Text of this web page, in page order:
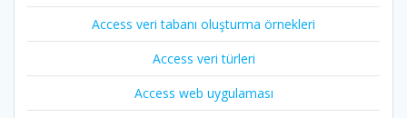
Access veri tabanı oluşturma örnekleri
Access veri türleri
Access web uygulaması